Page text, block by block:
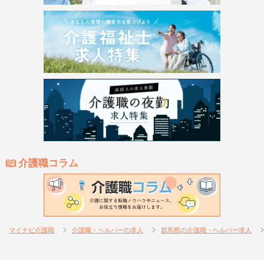
介護職コラム
マイナビ介護職 介護職・ヘルパーの求人 群馬県の介護職・ヘルパー求人